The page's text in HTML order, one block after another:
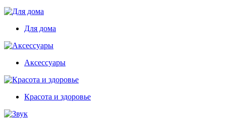
Для дома
Аксессуары
Красота и здоровье